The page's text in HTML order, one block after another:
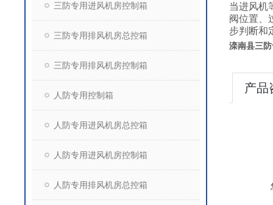
三防专用进风机房控制箱
三防专用排风机房总控箱
三防专用排风机房控制箱
人防专用控制箱
人防专用进风机房总控箱
人防专用进风机房控制箱
人防专用排风机房总控箱
当进风机
阀位置、
步判断和
滦南县三
产品